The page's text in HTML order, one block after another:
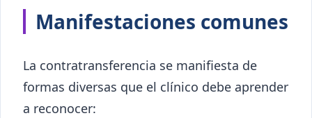
Manifestaciones comunes
La contratransferencia se manifiesta de
formas diversas que el clínico debe aprender
a reconocer: